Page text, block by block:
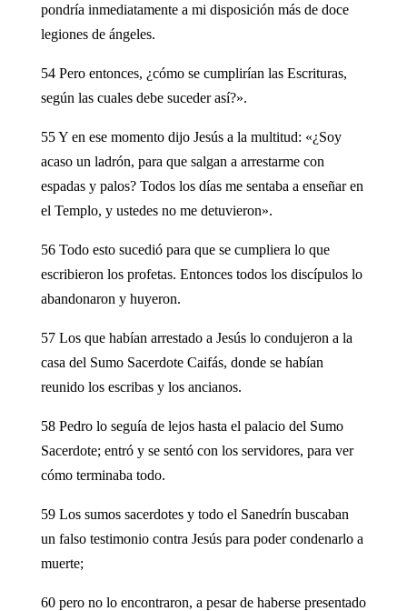
pondría inmediatamente a mi disposición más de doce
legiones de ángeles.
54 Pero entonces, ¿cómo se cumplirían las Escrituras,
según las cuales debe suceder así?».
55 Y en ese momento dijo Jesús a la multitud: «¿Soy
acaso un ladrón, para que salgan a arrestarme con
espadas y palos? Todos los días me sentaba a enseñar en
el Templo, y ustedes no me detuvieron».
56 Todo esto sucedió para que se cumpliera lo que
escribieron los profetas. Entonces todos los discípulos lo
abandonaron y huyeron.
57 Los que habían arrestado a Jesús lo condujeron a la
casa del Sumo Sacerdote Caifás, donde se habían
reunido los escribas y los ancianos.
58 Pedro lo seguía de lejos hasta el palacio del Sumo
Sacerdote; entró y se sentó con los servidores, para ver
cómo terminaba todo.
59 Los sumos sacerdotes y todo el Sanedrín buscaban
un falso testimonio contra Jesús para poder condenarlo a
muerte;
60 pero no lo encontraron, a pesar de haberse presentado